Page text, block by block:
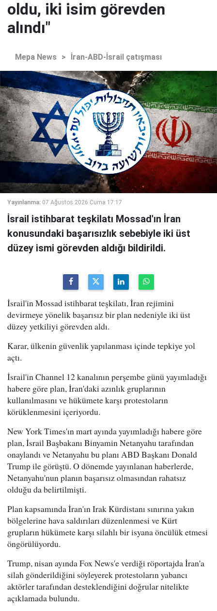
oldu, iki isim görevden
alındı"
Mepa News > İran-ABD-İsrail çatışması
Yayınlanma: 07 Ağustos 2026 Cuma 17:17
İsrail istihbarat teşkilatı Mossad'ın İran
konusundaki başarısızlık sebebiyle iki üst
düzey ismi görevden aldığı bildirildi.
İsrail'in Mossad istihbarat teşkilatı, İran rejimini
devirmeye yönelik başarısız bir plan nedeniyle iki üst
düzey yetkiliyi görevden aldı.
Karar, ülkenin güvenlik yapılanması içinde tepkiye yol
açtı.
İsrail'in Channel 12 kanalının perşembe günü yayımladığı
habere göre plan, İran'daki azınlık gruplarının
kullanılmasını ve hükümete karşı protestoların
körüklenmesini içeriyordu.
New York Times'ın mart ayında yayımladığı habere göre
plan, İsrail Başbakanı Binyamin Netanyahu tarafından
onaylandı ve Netanyahu bu planı ABD Başkanı Donald
Trump ile görüştü. O dönemde yayınlanan haberlerde,
Netanyahu'nun planın başarısız olmasından rahatsız
olduğu da belirtilmişti.
Plan kapsamında İran'ın Irak Kürdistanı sınırına yakın
bölgelerine hava saldırıları düzenlenmesi ve Kürt
grupların hükümete karşı silahlı bir isyana öncülük etmesi
öngörülüyordu.
Trump, nisan ayında Fox News'e verdiği röportajda İran'a
silah gönderildiğini söyleyerek protestoların yabancı
aktörler tarafından desteklendiğini doğrular nitelikte
açıklamada bulundu.